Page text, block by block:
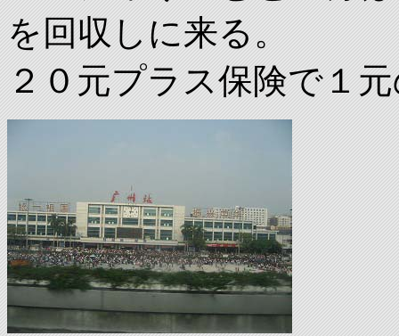
を回収しに来る。
２０元プラス保険で１